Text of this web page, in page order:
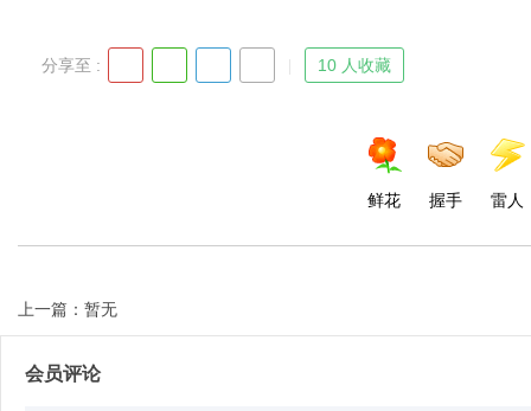
分享至 : 10 人收藏
鲜花 握手 雷人
上一篇：暂无
会员评论